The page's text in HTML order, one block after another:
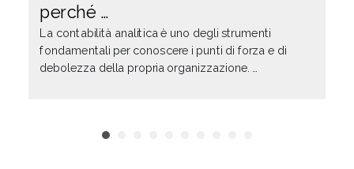
perché …
La contabilità analitica è uno degli strumenti
fondamentali per conoscere i punti di forza e di
debolezza della propria organizzazione. …